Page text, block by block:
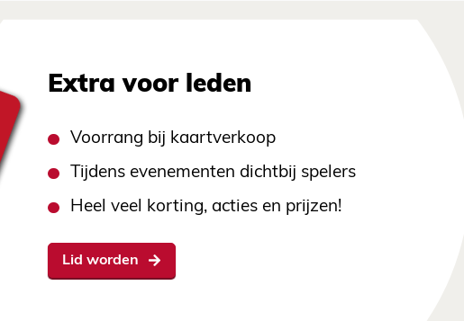
Extra voor leden
Voorrang bij kaartverkoop
Tijdens evenementen dichtbij spelers
Heel veel korting, acties en prijzen!
Lid worden